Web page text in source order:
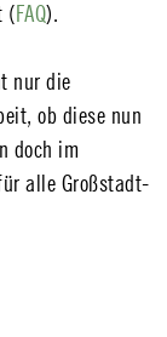
(FAQ).
nur die
ob diese nun
doch im
alle Großstadt-